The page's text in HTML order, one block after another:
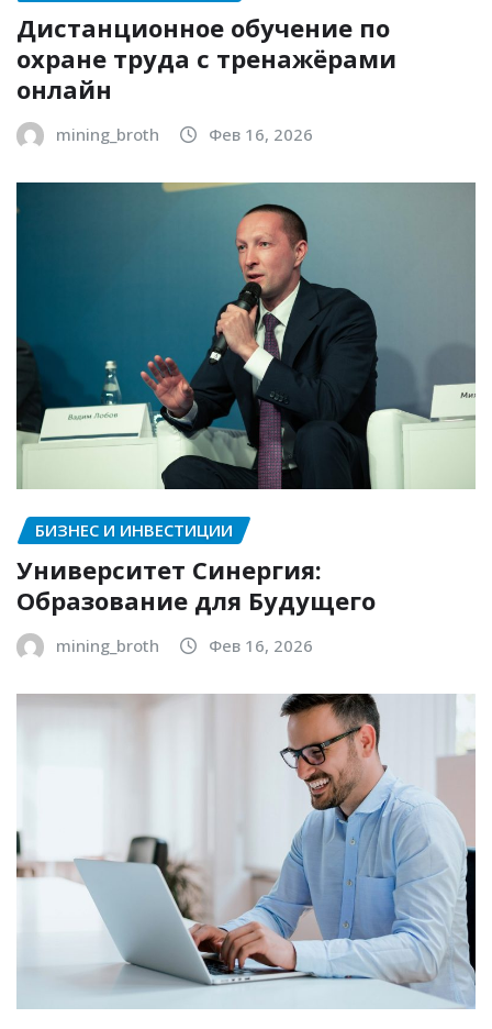
Дистанционное обучение по
охране труда с тренажёрами
онлайн
mining_broth Фев 16, 2026
БИЗНЕС И ИНВЕСТИЦИИ
Университет Синергия:
Образование для Будущего
mining_broth Фев 16, 2026